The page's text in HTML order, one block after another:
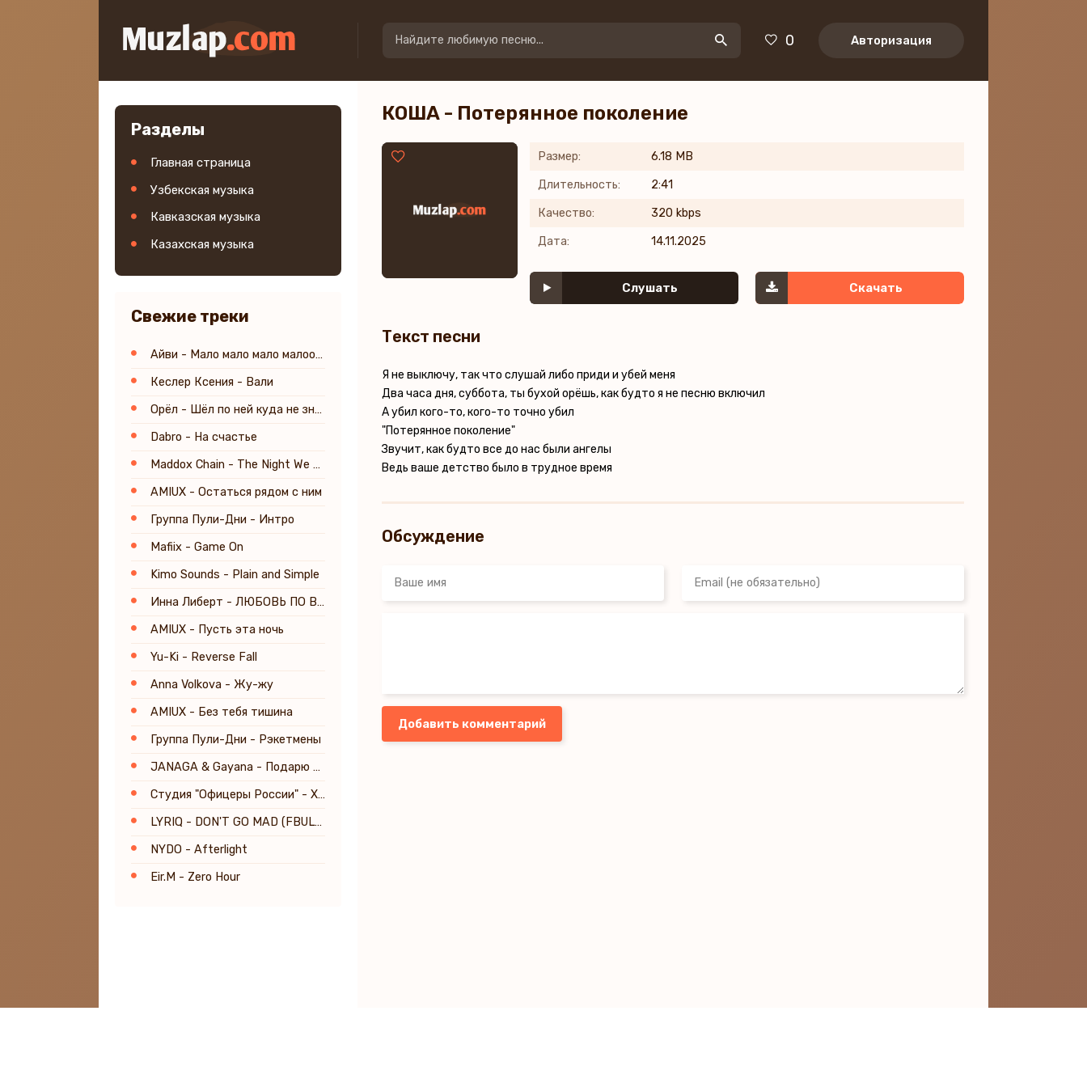
0 Авторизация
Разделы
Главная страница
Узбекская музыка
Кавказская музыка
Казахская музыка
Свежие треки
Айви - Мало мало мало малоооооо
Кеслер Ксения - Вали
Орёл - Шёл по ней куда не знаю
Dabro - На счастье
Maddox Chain - The Night We Almost Made It
AMIUX - Остаться рядом с ним
Группа Пули-Дни - Интро
Mafiix - Game On
Kimo Sounds - Plain and Simple
Инна Либерт - ЛЮБОВЬ ПО ВЕНАМ
AMIUX - Пусть эта ночь
Yu-Ki - Reverse Fall
Anna Volkova - Жу-жу
AMIUX - Без тебя тишина
Группа Пули-Дни - Рэкетмены
JANAGA & Gayana - Подарю тебе цветы
Студия "Офицеры России" - Холоп
LYRIQ - DON'T GO MAD (FBULV Remix) [Radio Edit]
NYDO - Afterlight
Eir.M - Zero Hour
КОША - Потерянное поколение
Размер: 6.18 MB
Длительность: 2:41
Качество: 320 kbps
Дата: 14.11.2025
Слушать Скачать
Текст песни
Я не выключу, так что слушай либо приди и убей меня
Два часа дня, суббота, ты бухой орёшь, как будто я не песню включил
А убил кого-то, кого-то точно убил
"Потерянное поколение"
Звучит, как будто все до нас были ангелы
Ведь ваше детство было в трудное время
Обсуждение
Добавить комментарий